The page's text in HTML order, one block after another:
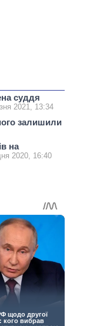
суддя
2021, 13:34
залишили
на
2020, 16:40